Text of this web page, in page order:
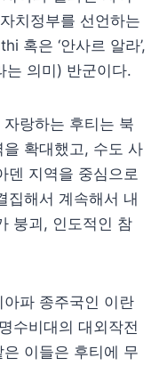
치정부를 선언하는
혹은 ‘안사르 알라’,
는 의미) 반군이다.
랑하는 후티는 북
확대했고, 수도 사
덴 지역을 중심으로
집해서 계속해서 내
붕괴, 인도적인 참
파 종주국인 이란
수비대의 대외작전
이들은 후티에 무